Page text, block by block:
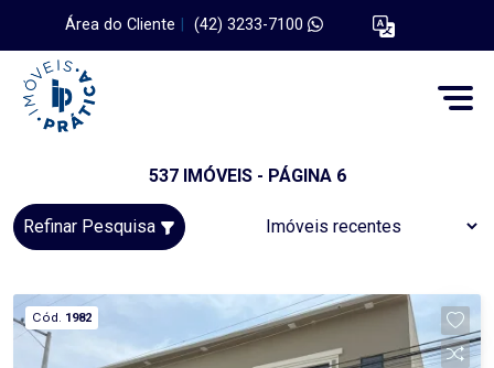
Área do Cliente (42) 3233-7100
537 IMÓVEIS - PÁGINA 6
Refinar Pesquisa
Cód. 1982